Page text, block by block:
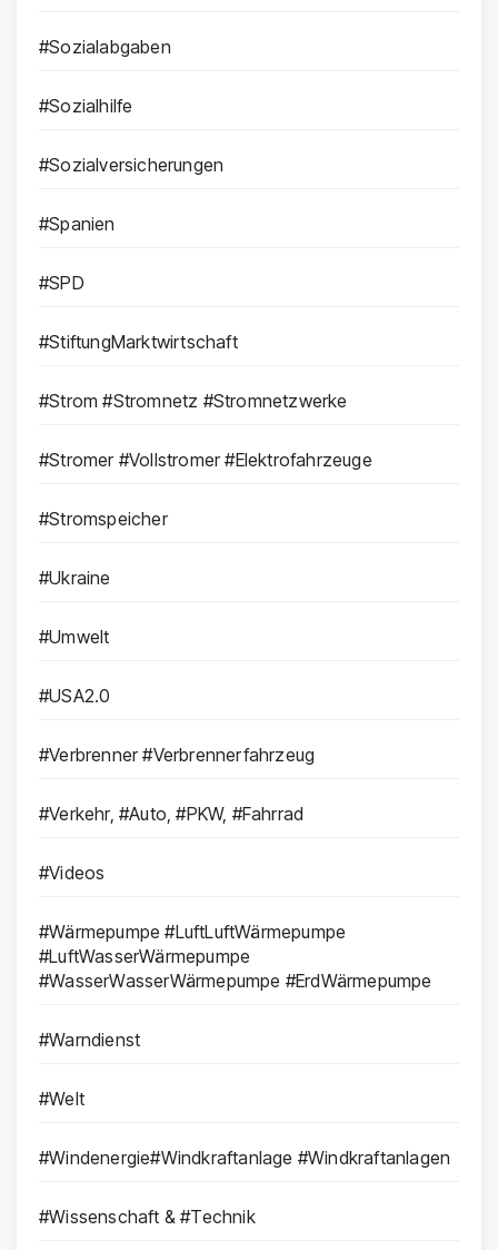
#Sozialabgaben
#Sozialhilfe
#Sozialversicherungen
#Spanien
#SPD
#StiftungMarktwirtschaft
#Strom #Stromnetz #Stromnetzwerke
#Stromer #Vollstromer #Elektrofahrzeuge
#Stromspeicher
#Ukraine
#Umwelt
#USA2.0
#Verbrenner #Verbrennerfahrzeug
#Verkehr, #Auto, #PKW, #Fahrrad
#Videos
#Wärmepumpe #LuftLuftWärmepumpe
#LuftWasserWärmepumpe
#WasserWasserWärmepumpe #ErdWärmepumpe
#Warndienst
#Welt
#Windenergie#Windkraftanlage #Windkraftanlagen
#Wissenschaft & #Technik